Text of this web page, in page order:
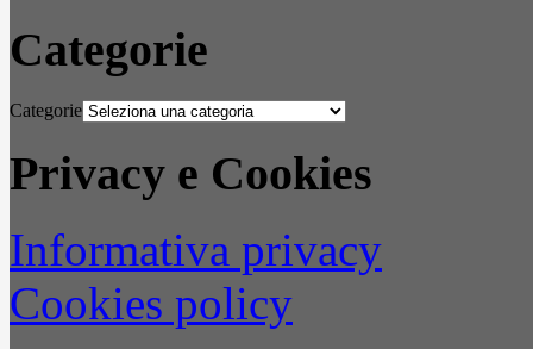
Categorie
Categorie
Privacy e Cookies
Informativa privacy
Cookies policy